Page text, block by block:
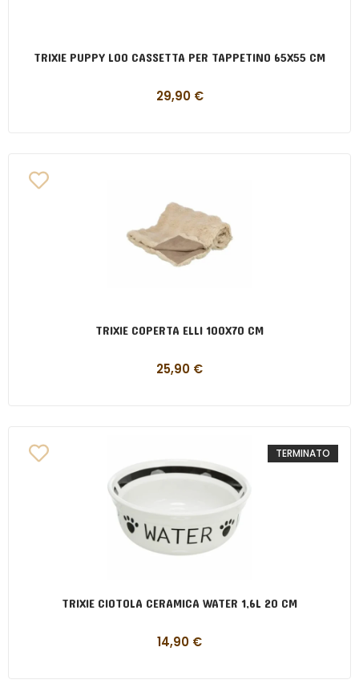
TRIXIE PUPPY LOO CASSETTA PER TAPPETINO 65X55 CM
29,90 €
TRIXIE COPERTA ELLI 100X70 CM
25,90 €
TERMINATO
TRIXIE CIOTOLA CERAMICA WATER 1,6L 20 CM
14,90 €